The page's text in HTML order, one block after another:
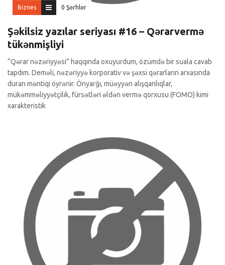
Biznes 0 Şərhlər
Şəkilsiz yazılar seriyası #16 – Qərarvermə
tükənmişliyi
“Qərar nəzəriyyəsi” haqqında oxuyurdum, özümdə bir suala cavab
tapdım. Deməli, nəzəriyyə korporativ və şəxsi qərarların arxasında
duran məntiqi öyrənir. Önyarğı, müəyyən alışqanlıqlar,
mükəmməliyyətçilik, fürsətləri əldən vermə qorxusu (FOMO) kimi
xarakteristik